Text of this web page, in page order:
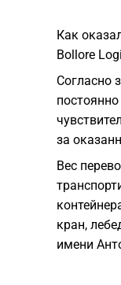
Как
Bollore
Согласно
за
Вес
кран,
имени